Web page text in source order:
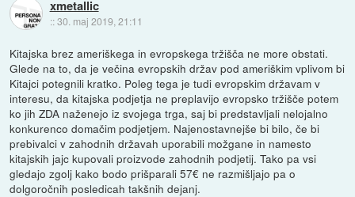
xmetallic
::30. maj 2019, 21:11
Kitajska brez ameriškega in evropskega tržišča ne more obstati.
Glede na to, da je večina evropskih držav pod ameriškim vplivom bi
Kitajci potegnili kratko. Poleg tega je tudi evropskim državam v
interesu, da kitajska podjetja ne preplavijo evropsko tržišče potem
ko jih ZDA naženejo iz svojega trga, saj bi predstavljali nelojalno
konkurenco domačim podjetjem. Najenostavnejše bi bilo, če bi
prebivalci v zahodnih državah uporabili možgane in namesto
kitajskih jajc kupovali proizvode zahodnih podjetij. Tako pa vsi
gledajo zgolj kako bodo prišparali 57€ ne razmišljajo pa o
dolgoročnih posledicah takšnih dejanj.